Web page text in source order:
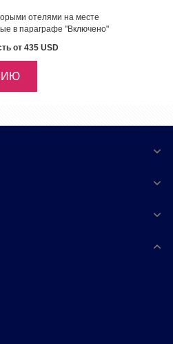
отелями на месте
в параграфе "Включено"
от 435 USD